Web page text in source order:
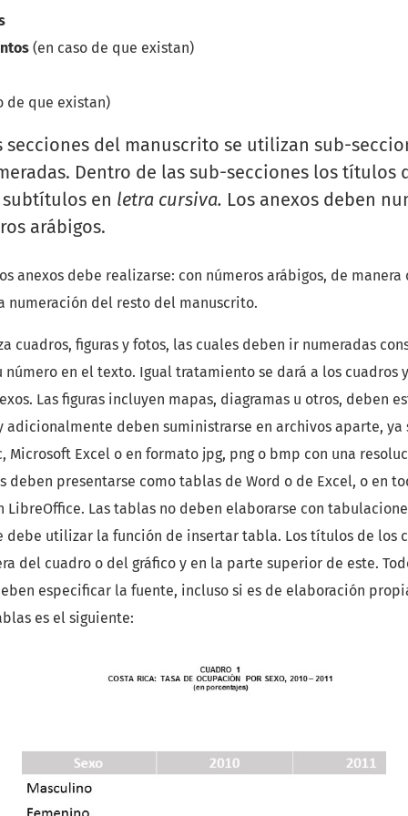
(en caso de que existan)
de que existan)
del manuscrito se utilizan sub-
Dentro de las sub-secciones los títulos
en letra cursiva. Los anexos deben
arábigos.
anexos debe realizarse: con números arábigos, de manera
numeración del resto del manuscrito.
cuadros, figuras y fotos, las cuales deben ir numeradas
número en el texto. Igual tratamiento se dará a los cuadros
Las figuras incluyen mapas, diagramas u otros, deben
adicionalmente deben suministrarse en archivos aparte, ya
Microsoft Excel o en formato jpg, png o bmp con una
deben presentarse como tablas de Word o de Excel, o en
LibreOffice. Las tablas no deben elaborarse con
debe utilizar la función de insertar tabla. Los títulos de los
del cuadro o del gráfico y en la parte superior de este.
especificar la fuente, incluso si es de elaboración
es el siguiente: